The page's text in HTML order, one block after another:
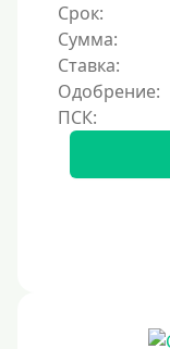
Срок:
Сумма:
Ставка:
Одобрение: